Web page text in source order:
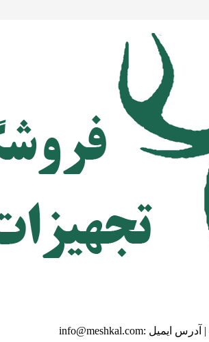
| آدرس ایمیل :info@meshkal.com